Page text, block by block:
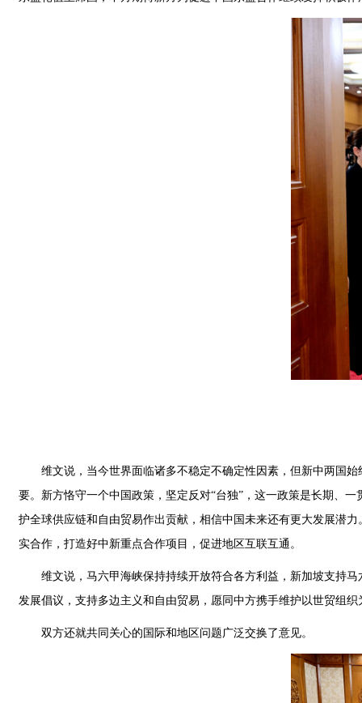
维文说，当今世界面临诸多不稳定不确定性因素，但新中两国
要。新方恪守一个中国政策，坚定反对“台独”，这一政策是长期、
护全球供应链和自由贸易作出贡献，相信中国未来还有更大发展潜
实合作，打造好中新重点合作项目，促进地区互联互通。
维文说，马六甲海峡保持持续开放符合各方利益，新加坡支持
发展倡议，支持多边主义和自由贸易，愿同中方携手维护以世贸组
双方还就共同关心的国际和地区问题广泛交换了意见。